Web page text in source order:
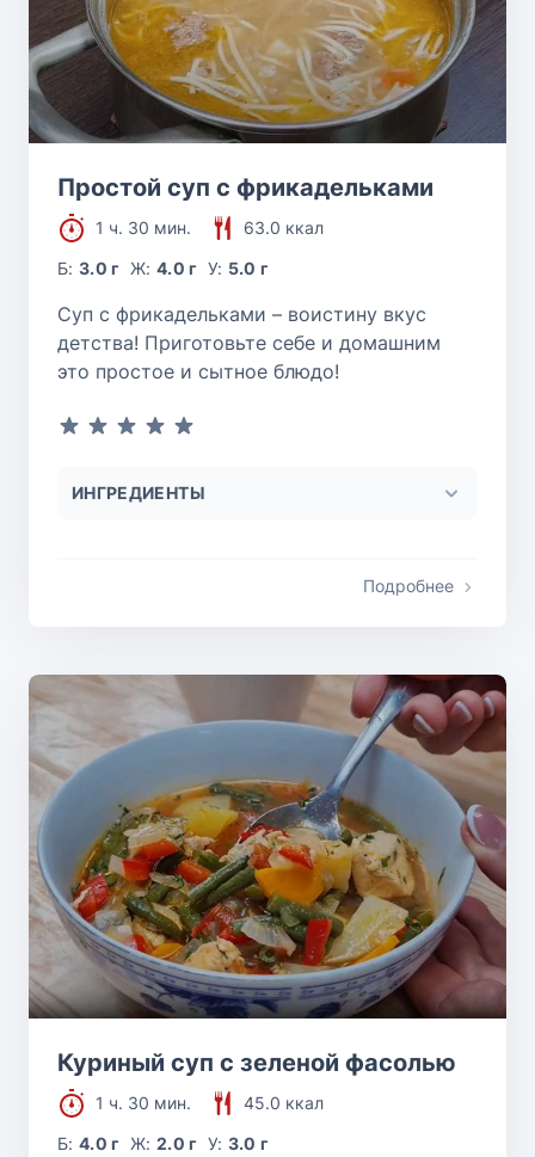
Простой суп с фрикадельками
1 ч. 30 мин.
63.0 ккал
Б:3.0 г Ж: 4.0 г У: 5.0 г
Суп с фрикадельками – воистину вкус
детства! Приготовьте себе и домашним
это простое и сытное блюдо!
ИНГРЕДИЕНТЫ
Подробнее
Куриный суп с зеленой фасолью
1 ч. 30 мин.
45.0 ккал
Б:4.0 г Ж: 2.0 г У: 3.0 г